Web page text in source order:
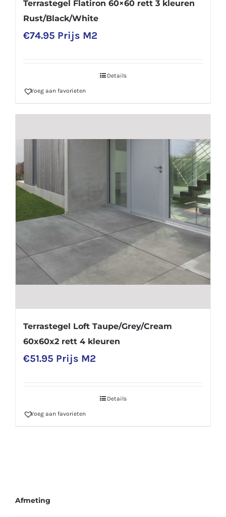
Terrastegel Flatiron 60×60 rett 3 kleuren
Rust/Black/White
€74.95 Prijs M2
Details
Voeg aan favorieten
Terrastegel Loft Taupe/Grey/Cream
60x60x2 rett 4 kleuren
€51.95 Prijs M2
Details
Voeg aan favorieten
Afmeting